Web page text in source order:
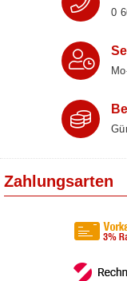
0
Zahlungsarten